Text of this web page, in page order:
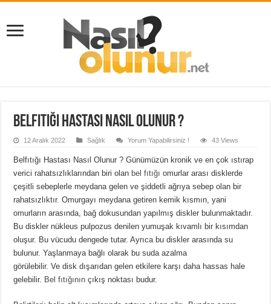
Belfıtığı Hastası Nasıl Olunur ?
12 Aralık 2022 Sağlık Yorum Yapabilirsiniz ! 43 Views
Belfıtığı Hastası Nasıl Olunur ? Günümüzün kronik ve en çok ıstırap
verici rahatsızlıklarından biri olan bel fıtığı omurlar arası disklerde
çeşitli sebeplerle meydana gelen ve şiddetli ağrıya sebep olan bir
rahatsızlıktır. Omurgayı meydana getiren kemik kısmın, yani
omurların arasında, bağ dokusundan yapılmış diskler bulunmaktadır.
Bu diskler nükleus pulpozus denilen yumuşak kıvamlı bir kısımdan
oluşur. Bu vücudu dengede tutar. Ayrıca bu diskler arasında su
bulunur. Yaşlanmaya bağlı olarak bu suda azalma
görülebilir. Ve disk dışarıdan gelen etkilere karşı daha hassas hale
gelebilir. Bel fıtığının çıkış noktası budur.